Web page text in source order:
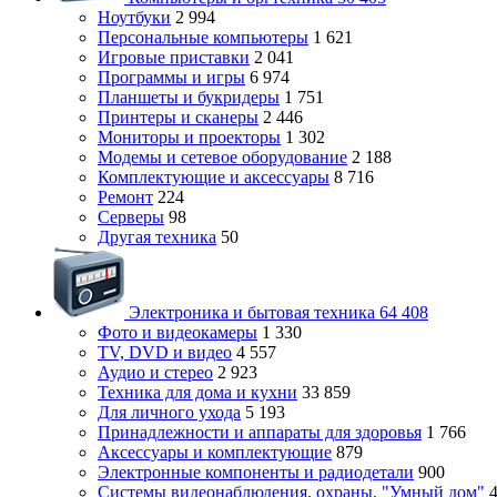
Ноутбуки 2 994
Персональные компьютеры 1 621
Игровые приставки 2 041
Программы и игры 6 974
Планшеты и букридеры 1 751
Принтеры и сканеры 2 446
Мониторы и проекторы 1 302
Модемы и сетевое оборудование 2 188
Комплектующие и аксессуары 8 716
Ремонт 224
Серверы 98
Другая техника 50
Электроника и бытовая техника 64 408
Фото и видеокамеры 1 330
TV, DVD и видео 4 557
Аудио и стерео 2 923
Техника для дома и кухни 33 859
Для личного ухода 5 193
Принадлежности и аппараты для здоровья 1 766
Аксессуары и комплектующие 879
Электронные компоненты и радиодетали 900
Системы видеонаблюдения, охраны, "Умный дом"